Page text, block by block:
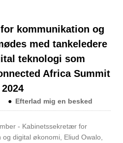
kommunikation og
med tankeledere
teknologi som
Africa Summit
2024
● Efterlad mig en besked
- Kabinetssekretær for
digital økonomi, Eliud Owalo,